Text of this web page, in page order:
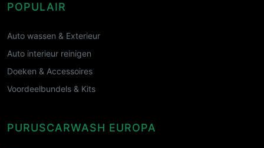
POPULAIR
Auto wassen & Exterieur
Auto interieur reinigen
Doeken & Accessoires
Voordeelbundels & Kits
PURUSCARWASH EUROPA